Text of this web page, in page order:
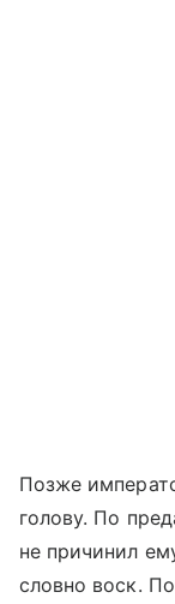
Позже
голову. По
не причинил
словно воск.